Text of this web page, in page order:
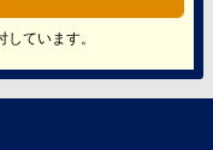
ています。